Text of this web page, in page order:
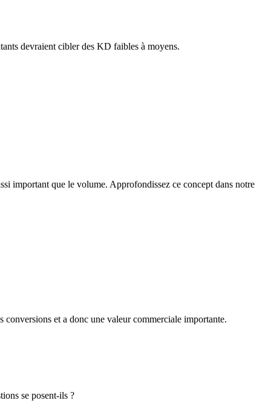
devraient cibler des KD faibles à moyens.
important que le volume. Approfondissez ce concept dans notre
et a donc une valeur commerciale importante.
se posent-ils ?